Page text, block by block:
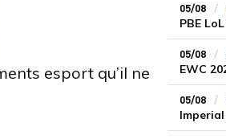
esport qu’il ne
05/08
05/08
05/08